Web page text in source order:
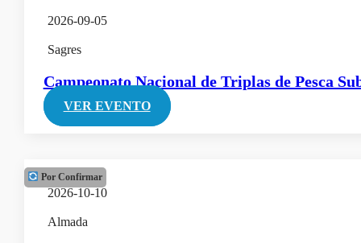
2026-09-05
Sagres
Campeonato Nacional de Triplas de Pesca
VER EVENTO
Por Confirmar
2026-10-10
Almada